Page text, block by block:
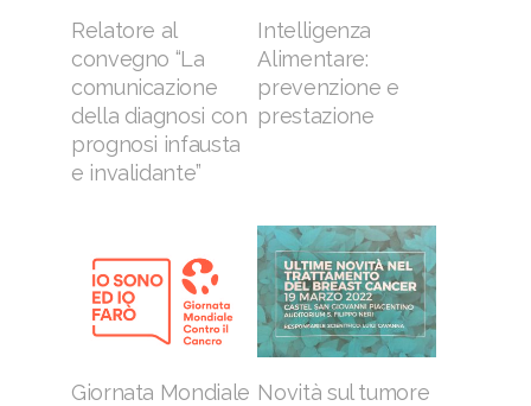
Relatore al
convegno “La
comunicazione
della diagnosi con
prognosi infausta
e invalidante”
Intelligenza
Alimentare:
prevenzione e
prestazione
Giornata Mondiale Novità sul tumore